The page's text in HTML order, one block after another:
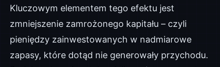
Kluczowym elementem tego efektu jest
zmniejszenie zamrożonego kapitału – czyli
pieniędzy zainwestowanych w nadmiarowe
zapasy, które dotąd nie generowały przychodu.